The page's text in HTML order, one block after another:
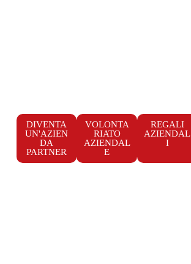
DIVENTA
UN'AZIEN
DA
PARTNER
VOLONTA
RIATO
AZIENDAL
E
REGALI
AZIENDAL
I